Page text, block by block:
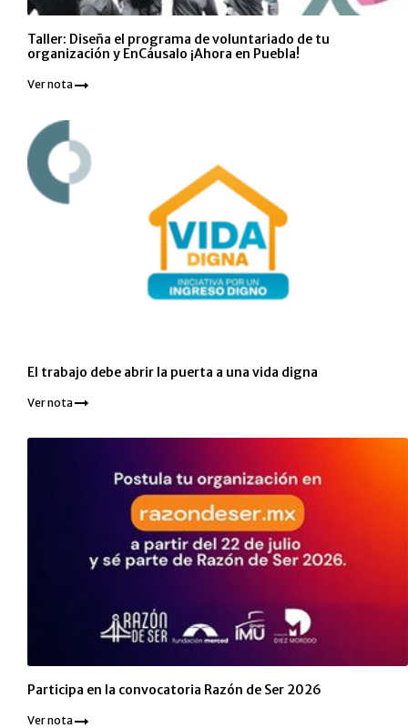
Taller: Diseña el programa de voluntariado de tu
organización y EnCáusalo ¡Ahora en Puebla!
Ver nota
El trabajo debe abrir la puerta a una vida digna
Ver nota
Participa en la convocatoria Razón de Ser 2026
Ver nota